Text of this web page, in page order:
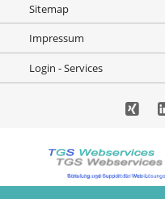
Sitemap
Impressum
Login - Services
Xing